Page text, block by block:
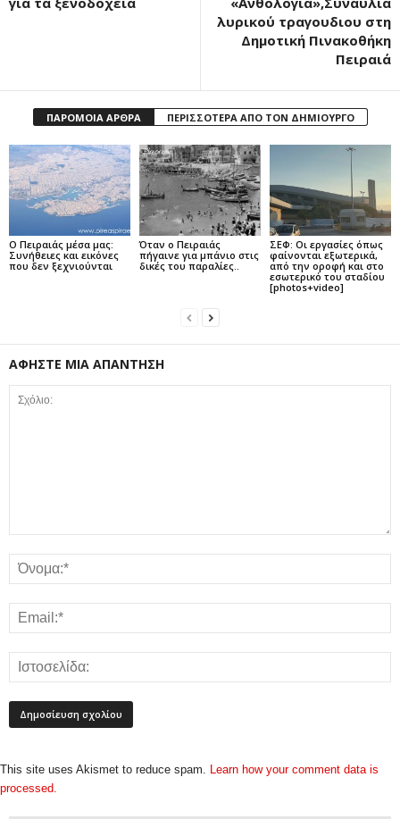
λυρικού τραγουδιου στη
Δημοτική Πινακοθήκη
Πειραιά
ΠΑΡΟΜΟΙΑ ΑΡΘΡΑ ΠΕΡΙΣΣΟΤΕΡΑ ΑΠΟ ΤΟΝ ΔΗΜΙΟΥΡΓΟ
Ο Πειραιάς μέσα μας:
Συνήθειες και εικόνες
που δεν ξεχνιούνται
Όταν ο Πειραιάς
πήγαινε για μπάνιο στις
δικές του παραλίες..
ΣΕΦ: Οι εργασίες όπως
φαίνονται εξωτερικά,
από την οροφή και στο
εσωτερικό του σταδίου
[photos+video]
ΑΦΗΣΤΕ ΜΙΑ ΑΠΑΝΤΗΣΗ
This site uses Akismet to reduce spam. Learn how your comment data is
processed.